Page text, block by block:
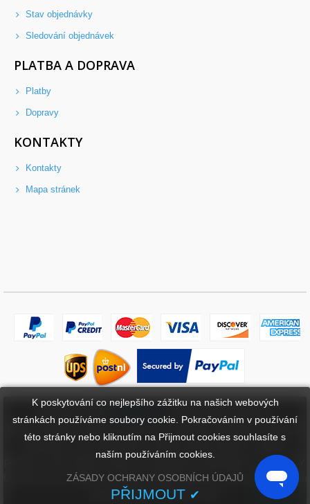
Stav objednávky
Sledování objednávek
PLATBA A DOPRAVA
Platby
Dopravy
KONTAKTY
Kontakty
Mapa stránek
Určené ochranné známky a značky jsou majetkem příslušných vlastníků.
BaterieBuy.cz není přidružena k žádným OEM značkám. Všechny
produkty na této webové stránce jsou generické, aftermarket, náhradní díly.
Uvedené názvy značek a označení modelů mají pouze ukázat kompatibilitu
těchto produktů s různými stroji.
K poskytování co nejlepšího zážitku na našich webových
stránkách používáme soubory cookie. Pokračováním v používání
této stránky nebo kliknutím na Přijmout cookies souhlasíte s
naším používáním cookies.
ZÁSADY OCHRANY OSOBNÍCH ÚDAJŮ
PŘIJMOUT ✔